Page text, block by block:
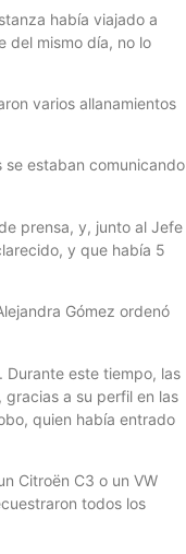
había viajado a
del mismo día, no lo
varios allanamientos
se estaban comunicando
prensa, y, junto al Jefe
y que había 5
Gómez ordenó
Durante este tiempo, las
a su perfil en las
quien había entrado
Citroën C3 o un VW
todos los